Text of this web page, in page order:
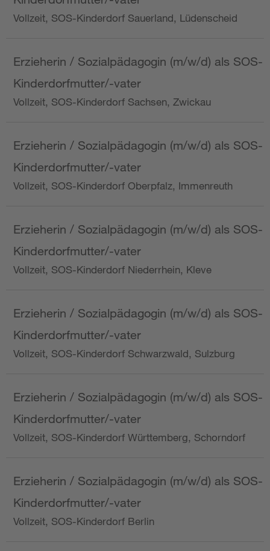
Vollzeit, SOS-Kinderdorf Sauerland, Lüdenscheid
Erzieherin / Sozialpädagogin (m/w/d) als SOS-
Kinderdorfmutter/-vater
Vollzeit, SOS-Kinderdorf Sachsen, Zwickau
Erzieherin / Sozialpädagogin (m/w/d) als SOS-
Kinderdorfmutter/-vater
Vollzeit, SOS-Kinderdorf Oberpfalz, Immenreuth
Erzieherin / Sozialpädagogin (m/w/d) als SOS-
Kinderdorfmutter/-vater
Vollzeit, SOS-Kinderdorf Niederrhein, Kleve
Erzieherin / Sozialpädagogin (m/w/d) als SOS-
Kinderdorfmutter/-vater
Vollzeit, SOS-Kinderdorf Schwarzwald, Sulzburg
Erzieherin / Sozialpädagogin (m/w/d) als SOS-
Kinderdorfmutter/-vater
Vollzeit, SOS-Kinderdorf Württemberg, Schorndorf
Erzieherin / Sozialpädagogin (m/w/d) als SOS-
Kinderdorfmutter/-vater
Vollzeit, SOS-Kinderdorf Berlin